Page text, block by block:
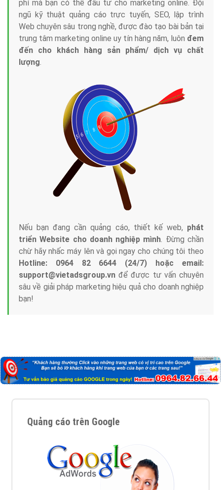
phí mà bạn có thể đầu tư cho marketing online. Đội
ngũ kỹ thuật quảng cáo trực tuyến, SEO, lập trình
Web chuyên sâu trong nghề, được đào tạo bài bản tại
trung tâm marketing online uy tín hàng năm, luôn đem
đến cho khách hàng sản phẩm/ dịch vụ chất
lượng.
Nếu bạn đang cần quảng cáo, thiết kế web, phát
triển Website cho doanh nghiệp mình. Đừng chần
chừ hãy nhấc máy lên và gọi ngay cho chúng tôi theo
Hotline: 0964 82 6644 (24/7) hoặc email:
support@vietadsgroup.vn để được tư vấn chuyên
sâu về giải pháp marketing hiệu quả cho doanh nghiệp
bạn!
Quảng cáo trên Google